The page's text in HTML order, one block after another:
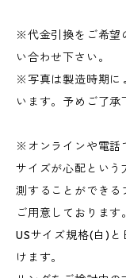
※代金引換をご希望
い合わせ下さい。
※写真は製造時期に
います。予めご了承
※オンラインや電話
サイズが心配という
測することができる
ご用意しております。
USサイズ規格(白)
けます。